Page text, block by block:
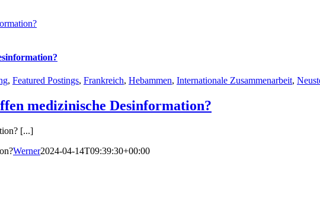
, Featured Postings, Frankreich, Hebammen, Internationale Zusammenarbeit,
medizinische Desinformation?
[...]
Werner2024-04-14T09:39:30+00:00